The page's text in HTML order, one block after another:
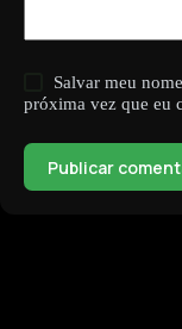
Salvar meu
próxima vez que eu
Publicar